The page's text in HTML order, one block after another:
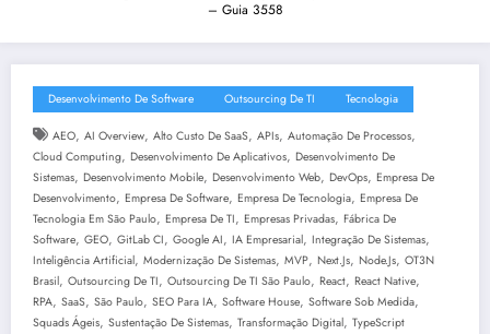
– Guia 3558
Desenvolvimento De Software Outsourcing De TI Tecnologia
AEO, AI Overview, Alto Custo De SaaS, APIs, Automação De Processos,
Cloud Computing, Desenvolvimento De Aplicativos, Desenvolvimento De
Sistemas, Desenvolvimento Mobile, Desenvolvimento Web, DevOps, Empresa De
Desenvolvimento, Empresa De Software, Empresa De Tecnologia, Empresa De
Tecnologia Em São Paulo, Empresa De TI, Empresas Privadas, Fábrica De
Software, GEO, GitLab CI, Google AI, IA Empresarial, Integração De Sistemas,
Inteligência Artificial, Modernização De Sistemas, MVP, Next.js, Node.js, OT3N
Brasil, Outsourcing De TI, Outsourcing De TI São Paulo, React, React Native,
RPA, SaaS, São Paulo, SEO Para IA, Software House, Software Sob Medida,
Squads Ágeis, Sustentação De Sistemas, Transformação Digital, TypeScript